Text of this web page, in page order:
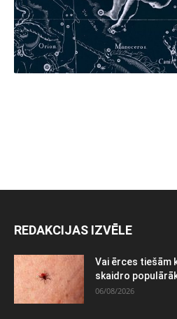
REDAKCIJAS IZVĒLE
Vai ērces tiešām
skaidro
06/08/2026